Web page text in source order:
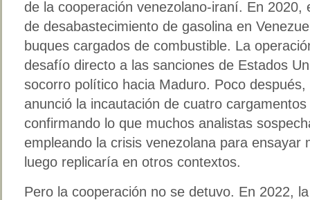
de la cooperación venezolano-iraní. En 2020,
de desabastecimiento de gasolina en
buques cargados de combustible. La
desafío directo a las sanciones de Estados
socorro político hacia Maduro. Poco
anunció la incautación de cuatro
confirmando lo que muchos analistas
empleando la crisis venezolana para ensayar
luego replicaría en otros contextos.
Pero la cooperación no se detuvo. En 2022,